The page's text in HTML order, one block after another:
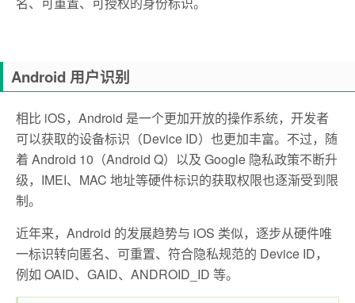
Android 用户识别
相比 iOS，Android 是一个更加开放的操作系统，开发者
可以获取的设备标识（Device ID）也更加丰富。不过，随
着 Android 10（Android Q）以及 Google 隐私政策不断升
级，IMEI、MAC 地址等硬件标识的获取权限也逐渐受到限
制。
近年来，Android 的发展趋势与 iOS 类似，逐步从硬件唯
一标识转向匿名、可重置、符合隐私规范的 Device ID，
例如 OAID、GAID、ANDROID_ID 等。